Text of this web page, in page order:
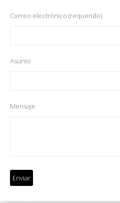
Correo electrónico (requerido)
Asunto
Mensaje